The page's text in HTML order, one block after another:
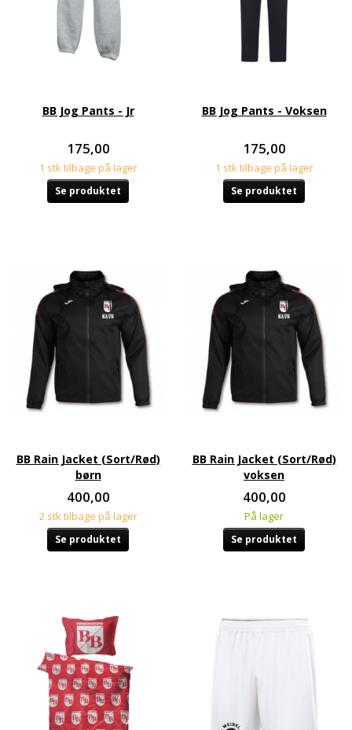
BB Jog Pants - Jr
175,00
1 stk tilbage på lager
Se produktet
BB Jog Pants - Voksen
175,00
1 stk tilbage på lager
Se produktet
BB Rain Jacket (Sort/Rød)
børn
400,00
2 stk tilbage på lager
Se produktet
BB Rain Jacket (Sort/Rød)
voksen
400,00
På lager
Se produktet